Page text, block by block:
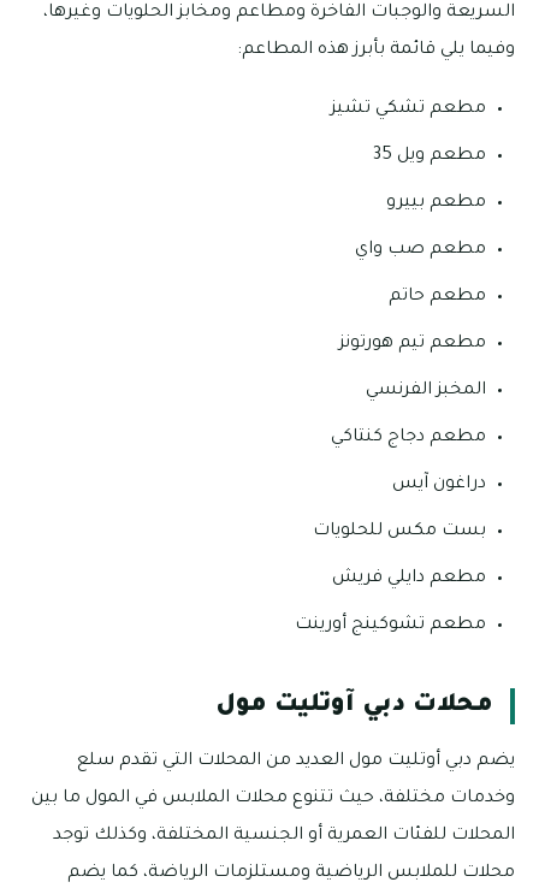
السريعة والوجبات الفاخرة ومطاعم ومخابز الحلويات وغيرها،
وفيما يلي قائمة بأبرز هذه المطاعم:
مطعم تشكي تشيز
مطعم ويل 35
مطعم بييرو
مطعم صب واي
مطعم حاتم
مطعم تيم هورتونز
المخبز الفرنسي
مطعم دجاج كنتاكي
دراغون آيس
بست مكس للحلويات
مطعم دايلي فريش
مطعم تشوكينج أورينت
محلات دبي آوتليت مول
يضم دبي أوتليت مول العديد من المحلات التي تقدم سلع
وخدمات مختلفة، حيث تتنوع محلات الملابس في المول ما بين
المحلات للفئات العمرية أو الجنسية المختلفة، وكذلك توجد
محلات للملابس الرياضية ومستلزمات الرياضة، كما يضم